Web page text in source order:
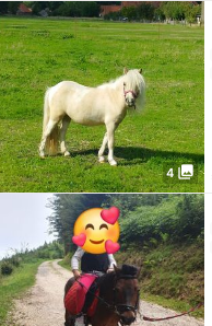
4 photo_library